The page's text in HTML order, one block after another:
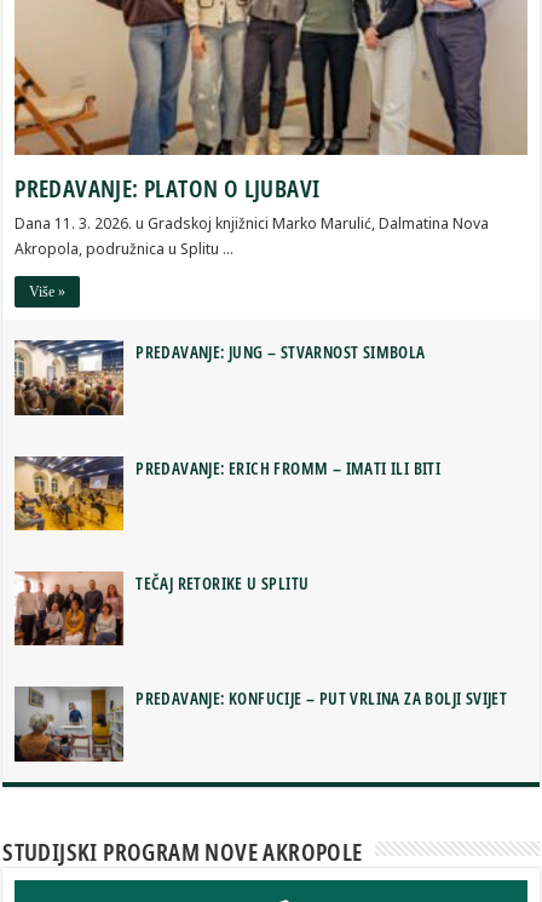
PREDAVANJE: PLATON O LJUBAVI
Dana 11. 3. 2026. u Gradskoj knjižnici Marko Marulić, Dalmatina Nova
Akropola, podružnica u Splitu …
Više »
PREDAVANJE: JUNG – STVARNOST SIMBOLA
PREDAVANJE: ERICH FROMM – IMATI ILI BITI
TEČAJ RETORIKE U SPLITU
PREDAVANJE: KONFUCIJE – PUT VRLINA ZA BOLJI SVIJET
STUDIJSKI PROGRAM NOVE AKROPOLE